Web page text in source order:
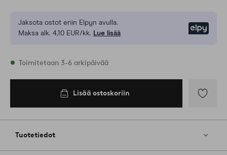
Jaksota ostot eriin Elpyn avulla.
Maksa alk. 4,10 EUR/kk. Lue lisää
Varastossa
Toimitetaan 3-6 arkipäivää
Lisää ostoskoriin
Tuotetiedot